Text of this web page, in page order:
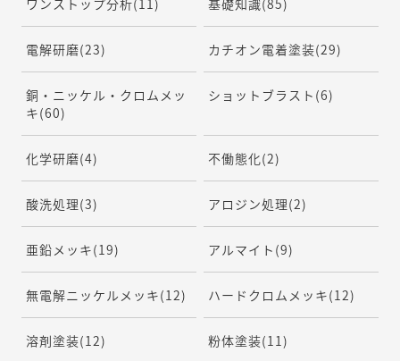
ワンストップ分析(11) 基礎知識(85)
電解研磨(23) カチオン電着塗装(29)
銅・ニッケル・クロムメッ
キ(60)
ショットブラスト (6)
化学研磨(4) 不働態化(2)
酸洗処理(3) アロジン処理(2)
亜鉛メッキ(19) アルマイト (9)
無電解ニッケルメッキ(12) ハードクロムメッキ(12)
溶剤塗装(12) 粉体塗装(11)